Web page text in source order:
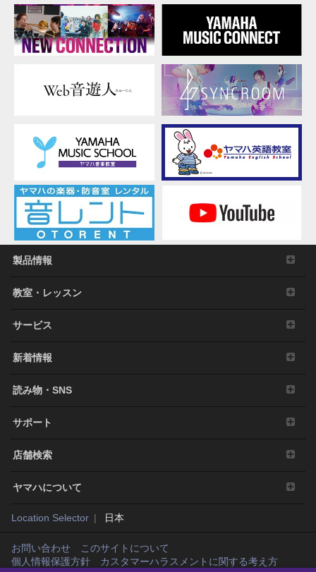
を行なってはなりません。
本ソフトウェアを逆コンパイル、逆アセンブル、
リバース・エンジニアリング、またはその他の方
法により、人間が感得できる形にすること(ただ
し、著作権法その他適用される法令により明示的
に許可されている場合を除く)。
本ソフトウェアの全体または一部を複製、修正、
改変、賃貸、リース、転売、頒布または本ソフト
ウェアの内容に基づいて二次的著作物をつくるこ
と。
本ソフトウェアを、ネットワークを通して別のコ
ンピュータに伝送すること。
本ソフトウェアを利用して、違法なデータや公序
良俗に反するデータを配信すること。
弊社の許可無く本ソフトウェアの利用を前提とし
たサービスを立ち上げること。
他の法的な権限を有する場合を除いて、著作権そ
となる様態にて本ソフトウェアを利用すること。
権曲について、商業的な目的で使用すること、著
特定多数にむけて再生および演奏すること、入手
り、電子すかしを改編したりすること。
3. 発行と終了
効します。
る使用条件の条項に一つでも違反されたときは、
ものとします。その場合には、ただちに本ソフト
をすべて廃棄しなければなりません。
製品情報
教室・レッスン
サービス
新着情報
読み物・SNS
サポート
店舗検索
ヤマハについて
Location Selector 日本
お問い合わせ
このサイトについて
個人情報保護方針
カスタマーハラスメントに関する考え方